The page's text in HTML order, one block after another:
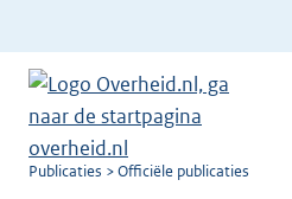
U
Publicaties Officiële publicaties